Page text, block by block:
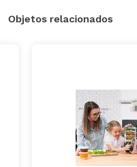
Objetos relacionados